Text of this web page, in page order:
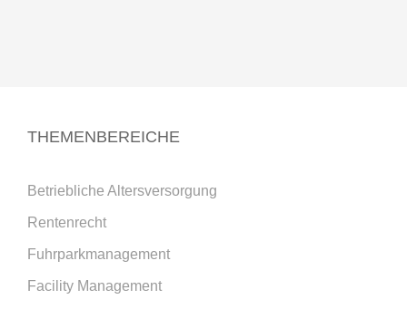
THEMENBEREICHE
Betriebliche Altersversorgung
Rentenrecht
Fuhrparkmanagement
Facility Management